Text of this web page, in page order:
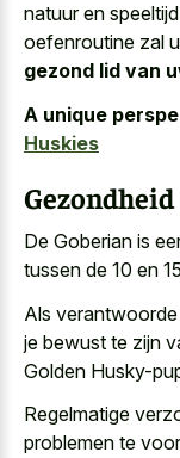
natuur en
oefenroutine zal
gezond lid van
A unique
Huskies
Gezondheid
De Goberian is
tussen de 10 en
Als
je bewust te zijn
Golden Husky-
Regelmatige
problemen te